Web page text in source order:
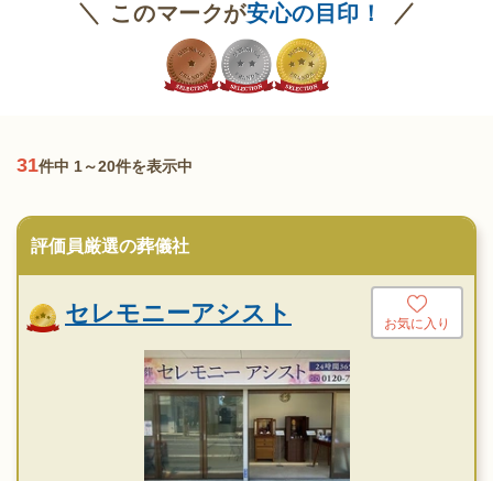
このマークが安心の目印！
31件中 1～20件を表示中
評価員厳選の葬儀社
セレモニーアシスト お気に入り